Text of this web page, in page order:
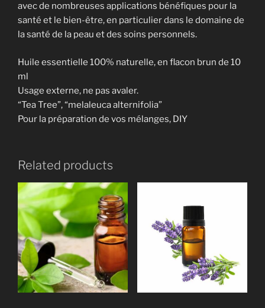
avec de nombreuses applications bénéfiques pour la
santé et le bien-être, en particulier dans le domaine de
la santé de la peau et des soins personnels.
Huile essentielle 100% naturelle, en flacon brun de 10
ml
Usage externe, ne pas avaler.
“Tea Tree”, “melaleuca alternifolia”
Pour la préparation de vos mélanges, DIY
Related products